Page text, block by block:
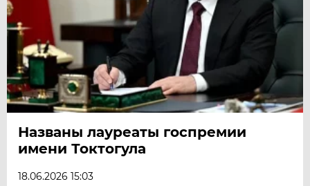
Названы лауреаты госпремии
имени Токтогула
18.06.2026 15:03